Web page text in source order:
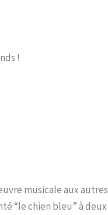
!
musicale aux autres
“le chien bleu” à deux